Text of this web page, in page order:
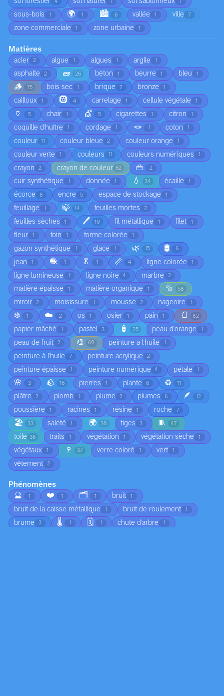
4 1 1
sous-bois 1 🌍 1 🏙️ 6 vallée 1 ville 7
zone commerciale 1 zone urbaine 1
Matières
acier 2 algue 1 algues 1 argile 1
asphalte 2 🧱 26 bêton 1 beurre 1 bleu 1
🪵 75 bois sec 1 brique 7 bronze 1
cailloux 1 🛞 4 carrelage 1 cellule végétale 1
🏺 5 chair 1 💇 5 cigarettes 1 citron 1
coquille d'huître 1 cordage 1 🪢 1 coton 1
couleur 11 couleur bleue 2 couleur orange 1
couleur verte 1 couleurs 11 couleurs numériques 1
crayon 2 crayon de couleur 62 👜 2
cuir synthétique 1 donnée 1 💧 34 écaille 1
écorce 8 encre 5 espace de stockage 1
feuillage 1 🍃 14 feuilles mortes 2
feuilles sèches 1 🖊️ 10 fil métallique 1 filet 1
fleur 1 foin 1 forme colorée 1
gazon synthétique 1 glace 1 🌿 15 🛢️ 6
jean 1 🧶 1 🥬 1 📏 4 ligne colorée 1
ligne lumineuse 1 ligne noire 4 marbre 2
matière épaisse 1 matière organique 1 🔩 58
miroir 2 moisissure 1 mousse 2 nageoire 1
❄️ 1 ☁️ 2 os 1 osier 1 pain 1 📄 82
papier mâché 1 pastel 3 🧴 25 peau d'orange 1
peau de fruit 2 🎨 69 peinture a l'huile 1
peinture à l'huile 7 peinture acrylique 2
peinture épaisse 1 peinture numérique 4 pétale 1
🌸 3 🪨 16 pierres 1 plante 6 ♻️ 11
plâtre 2 plomb 1 plume 2 plumes 6 🪶 12
poussière 1 racines 1 résine 1 roche 7
🏖️ 33 saleté 1 🌍 30 tiges 3 🧵 47
toile 36 traits 1 végétation 1 végétation sèche 1
végétaux 1 🍷 37 verre coloré 1 vert 1
vêtement 2
Phénomènes
🔮
1 ❤️ 1 🗂️ 1 bruit 1
bruit de la caisse métallique 1 bruit de roulement 1
brume 3 🌡️ 1 🗓️ 1 chute d'arbre 1